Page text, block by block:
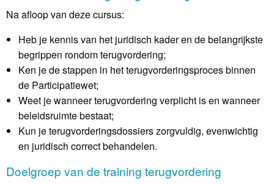
Na afloop van deze cursus:
Heb je kennis van het juridisch kader en de belangrijkste
begrippen rondom terugvordering;
Ken je de stappen in het terugvorderingsproces binnen
de Participatiewet;
Weet je wanneer terugvordering verplicht is en wanneer
beleidsruimte bestaat;
Kun je terugvorderingsdossiers zorgvuldig, evenwichtig
en juridisch correct behandelen.
Doelgroep van de training terugvordering